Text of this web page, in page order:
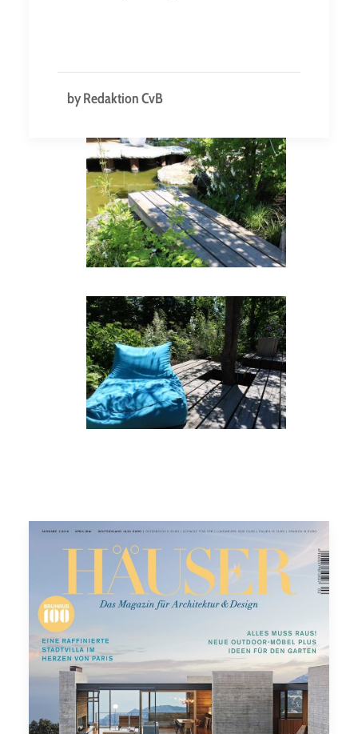
Ein Holz-Steg schwebt im
Gehölzschatten über dem
Naturteich
Ein Sitzplatz am Teich
unter dem lichten
Schatten eines Gehölzes
by Redaktion CvB